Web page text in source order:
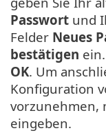
Passwort und
Felder Neues
bestätigen
OK. Um
Konfiguration
vorzunehmen,
eingeben.